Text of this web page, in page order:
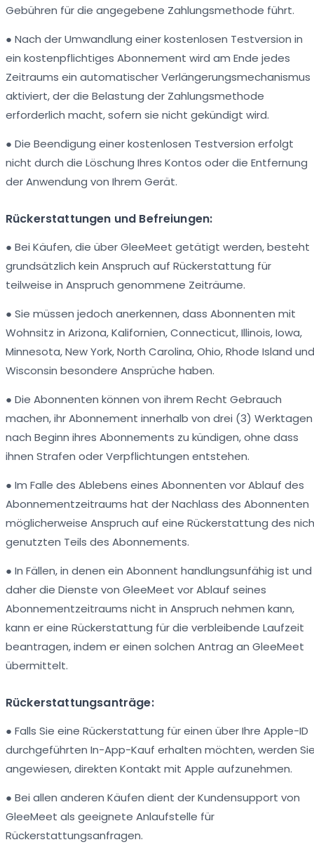
Gebühren für die angegebene Zahlungsmethode führt.
● Nach der Umwandlung einer kostenlosen Testversion in
ein kostenpflichtiges Abonnement wird am Ende jedes
Zeitraums ein automatischer Verlängerungsmechanismus
aktiviert, der die Belastung der Zahlungsmethode
erforderlich macht, sofern sie nicht gekündigt wird.
● Die Beendigung einer kostenlosen Testversion erfolgt
nicht durch die Löschung Ihres Kontos oder die Entfernung
der Anwendung von Ihrem Gerät.
Rückerstattungen und Befreiungen:
● Bei Käufen, die über GleeMeet getätigt werden, besteht
grundsätzlich kein Anspruch auf Rückerstattung für
teilweise in Anspruch genommene Zeiträume.
● Sie müssen jedoch anerkennen, dass Abonnenten mit
Wohnsitz in Arizona, Kalifornien, Connecticut, Illinois, Iowa,
Minnesota, New York, North Carolina, Ohio, Rhode Island und
Wisconsin besondere Ansprüche haben.
● Die Abonnenten können von ihrem Recht Gebrauch
machen, ihr Abonnement innerhalb von drei (3) Werktagen
nach Beginn ihres Abonnements zu kündigen, ohne dass
ihnen Strafen oder Verpflichtungen entstehen.
● Im Falle des Ablebens eines Abonnenten vor Ablauf des
Abonnementzeitraums hat der Nachlass des Abonnenten
möglicherweise Anspruch auf eine Rückerstattung des
genutzten Teils des Abonnements.
● In Fällen, in denen ein Abonnent handlungsunfähig ist und
daher die Dienste von GleeMeet vor Ablauf seines
Abonnementzeitraums nicht in Anspruch nehmen kann,
kann er eine Rückerstattung für die verbleibende Laufzeit
beantragen, indem er einen solchen Antrag an GleeMeet
übermittelt.
Rückerstattungsanträge:
● Falls Sie eine Rückerstattung für einen über Ihre Apple-ID
durchgeführten In-App-Kauf erhalten möchten, werden
angewiesen, direkten Kontakt mit Apple aufzunehmen.
● Bei allen anderen Käufen dient der Kundensupport von
GleeMeet als geeignete Anlaufstelle für
Rückerstattungsanfragen.